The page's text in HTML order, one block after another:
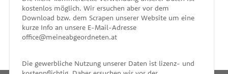
kostenlos möglich. Wir ersuchen aber vor dem
Download bzw. dem Scrapen unserer Website um eine
kurze Info an unsere E-Mail-Adresse
office@meineabgeordneten.at
Die gewerbliche Nutzung unserer Daten ist lizenz- und